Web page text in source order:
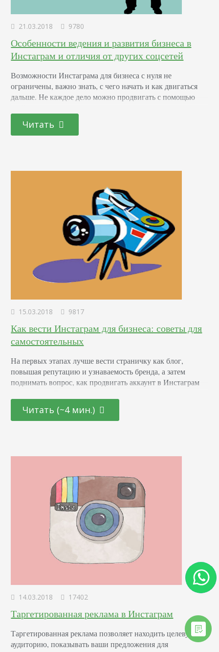
21.03.2018 9780
Особенности ведения и развития бизнеса в
Инстаграм и отличия от других соцсетей
Возможности Инстаграма для бизнеса с нуля не
ограничены, важно знать, с чего начать и как двигаться
дальше. Не каждое дело можно продвигать с помощью
классическими. Рассмотрим отличия Instagram от других
площадок, какой бренд будет успешен, а также
Читать
15.03.2018 9817
Как вести Инстаграм для бизнеса: советы для
самостоятельных
На первых этапах лучше вести страничку как блог,
повышая репутацию и узнаваемость бренда, а затем
поднимать вопрос, как продвигать аккаунт в Инстаграм
оформление, контактные данные, инструменты для
помощи. Обо всем поподробнее. Польза Instagram в
Читать (~4 мин.)
14.03.2018 17402
Таргетированная реклама в Инстаграм
Таргетированная реклама позволяет находить целевую
аудиторию, показывать ваши предложения для